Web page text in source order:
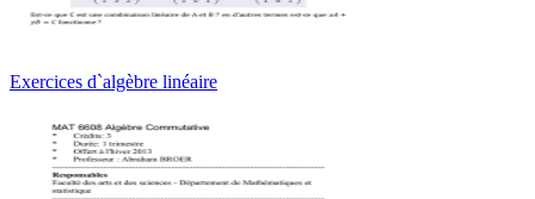
Exercices d`algèbre linéaire